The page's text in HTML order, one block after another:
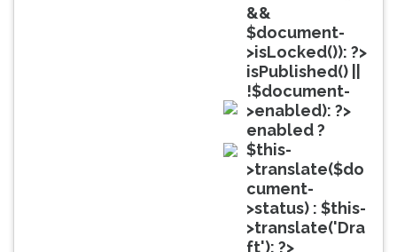
doc
doc
&&
$document-
>isLocked()): ?>
isPublished() ||
!$document-
>enabled): ?>
enabled ?
$this-
>translate($do
cument-
>status) : $this-
>translate('Dra
ft'); ?>